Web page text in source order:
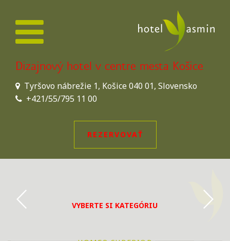
Dizajnový hotel v centre mesta Košice
Tyršovo nábrežie 1, Košice 040 01, Slovensko
+421/55/795 11 00
REZERVOVAŤ
VYBERTE SI KATEGÓRIU